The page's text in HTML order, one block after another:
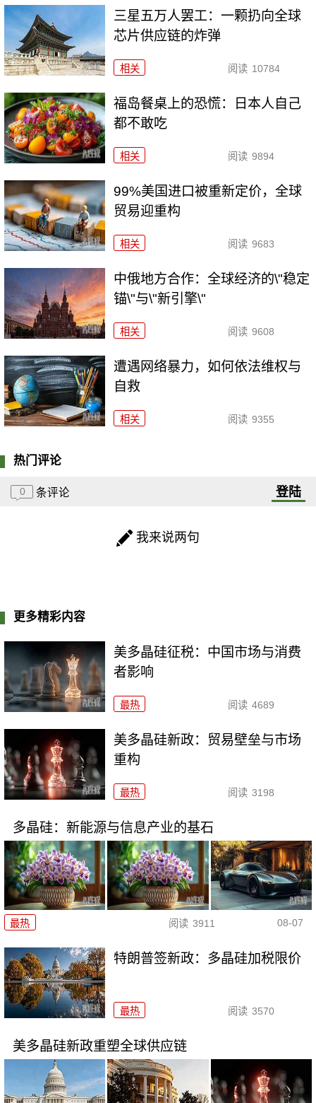
三星五万人罢工：一颗扔向全球
芯片供应链的炸弹
相关 阅读 10784
福岛餐桌上的恐慌：日本人自己
都不敢吃
相关 阅读 9894
99%美国进口被重新定价，全球
贸易迎重构
相关 阅读 9683
中俄地方合作：全球经济的\"稳定
锚\"与\"新引擎\"
相关 阅读 9608
遭遇网络暴力，如何依法维权与
自救
相关 阅读 9355
热门评论
0 条评论 登陆
我来说两句
更多精彩内容
美多晶硅征税：中国市场与消费
者影响
最热 阅读 4689
美多晶硅新政：贸易壁垒与市场
重构
最热 阅读 3198
多晶硅：新能源与信息产业的基石
最热 阅读 3911 08-07
特朗普签新政：多晶硅加税限价
最热 阅读 3570
美多晶硅新政重塑全球供应链